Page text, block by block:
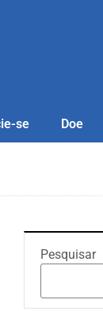
se Doe
Pesquisar